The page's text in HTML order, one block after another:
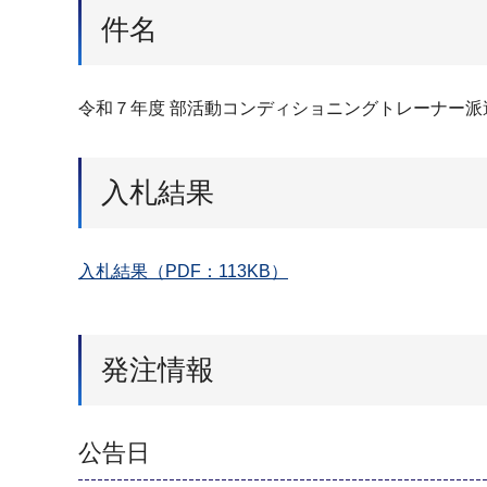
件名
令和７年度 部活動コンディショニングトレーナー派
入札結果
入札結果（PDF：113KB）
発注情報
公告日